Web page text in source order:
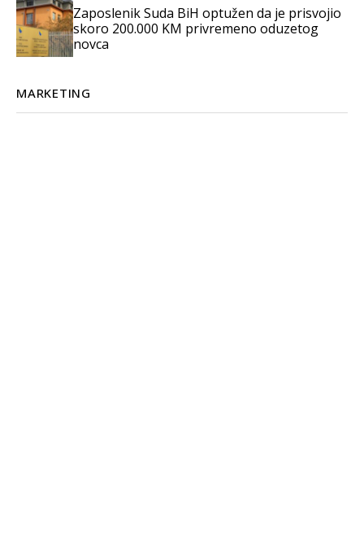
Zaposlenik Suda BiH optužen da je prisvojio
skoro 200.000 KM privremeno oduzetog
novca
MARKETING